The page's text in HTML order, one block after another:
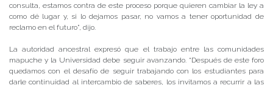
consulta, estamos contra de este proceso porque quieren cambiar la ley a
como dé lugar y, si lo dejamos pasar, no vamos a tener oportunidad de
reclamo en el futuro”, dijo.
La autoridad ancestral expresó que el trabajo entre las comunidades
mapuche y la Universidad debe seguir avanzando. “Después de este foro
quedamos con el desafío de seguir trabajando con los estudiantes para
darle continuidad al intercambio de saberes, los invitamos a recurrir a las